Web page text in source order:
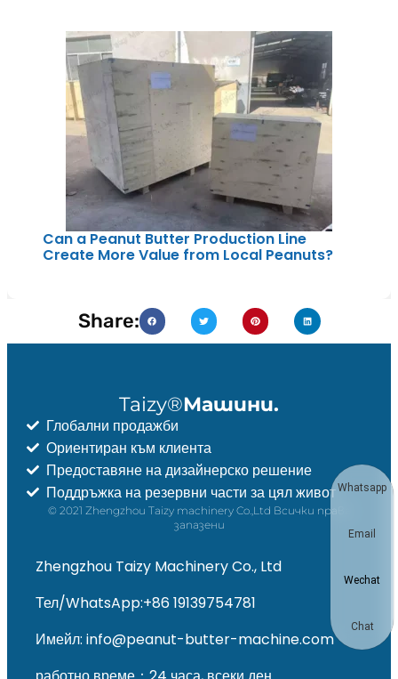
Can a Peanut Butter Production Line
Create More Value from Local Peanuts?
Share:
Taizy®Машини.
Глобални продажби
Ориентиран към клиента
Предоставяне на дизайнерско решение
Поддръжка на резервни части за цял живот
© 2021 Zhengzhou Taizy machinery Co.,Ltd Всички права
запазени
Zhengzhou Taizy Machinery Co., Ltd
Тел/WhatsApp:+86 19139754781
Имейл: info@peanut-butter-machine.com
Whatsapp
Email
Wechat
Chat